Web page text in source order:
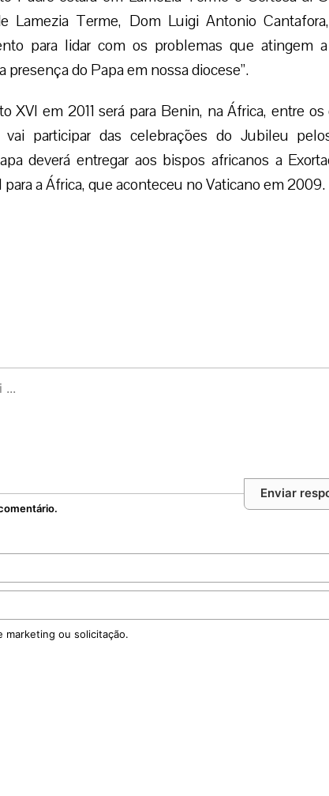
Lamezia Terme, Dom Luigi Antonio
para lidar com os problemas que atingem
presença do Papa em nossa diocese”.
XVI em 2011 será para Benin, na África, entre
participar das celebrações do Jubileu
deverá entregar aos bispos africanos a
a África, que aconteceu no Vaticano em 2009.
Enviar
marketing ou solicitação.